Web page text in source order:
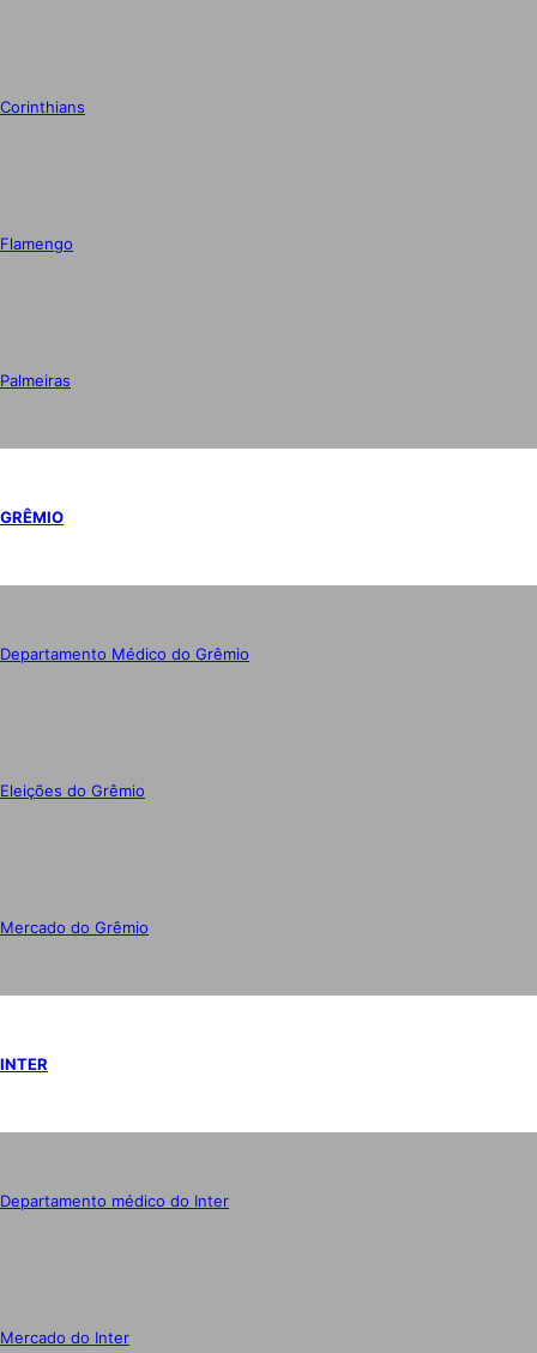
Corinthians
Flamengo
Palmeiras
GRÊMIO
Departamento Médico do Grêmio
Eleições do Grêmio
Mercado do Grêmio
INTER
Departamento médico do Inter
Mercado do Inter